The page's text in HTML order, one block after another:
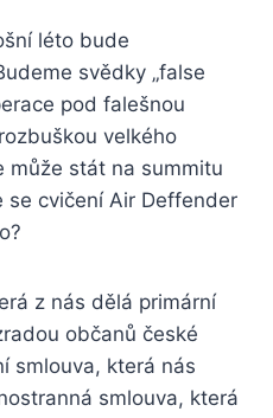
léto bude
svědky „false
pod falešnou
velkého
může stát na summitu
se cvičení Air Deffender
z nás dělá primární
občanů české
smlouva, která nás
smlouva, která